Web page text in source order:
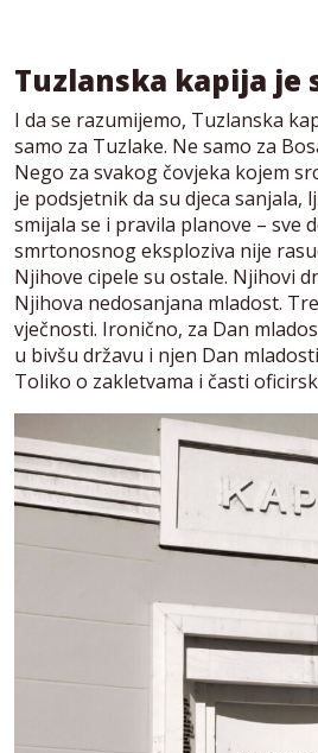
Tuzlanska kapija je
I da se razumijemo, Tuzlanska
samo za Tuzlake. Ne samo za
Nego za svakog čovjeka kojem
je podsjetnik da su djeca sanjala,
smijala se i pravila planove – sve
smrtonosnog eksploziva nije
Njihove cipele su ostale. Njihovi
Njihova nedosanjana mladost.
vječnosti. Ironično, za Dan
u bivšu državu i njen Dan
Toliko o zakletvama i časti